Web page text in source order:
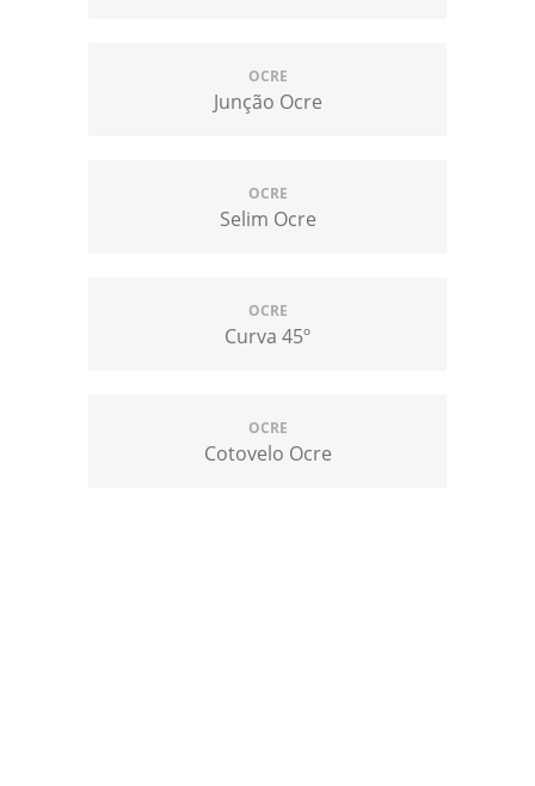
OCRE
Junção Ocre
OCRE
Selim Ocre
OCRE
Curva 45º
OCRE
Cotovelo Ocre